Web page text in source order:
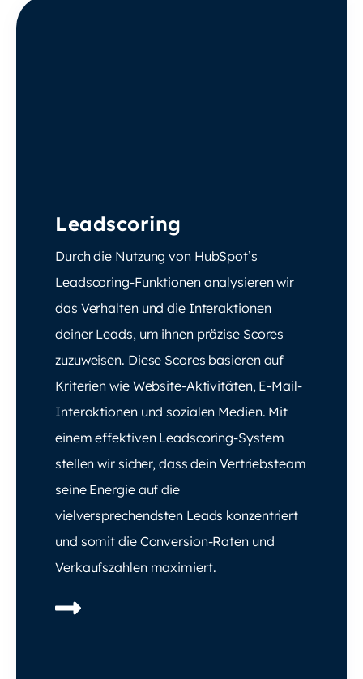
Leadscoring
Durch die Nutzung von HubSpot’s
Leadscoring-Funktionen analysieren wir
das Verhalten und die Interaktionen
deiner Leads, um ihnen präzise Scores
zuzuweisen. Diese Scores basieren auf
Kriterien wie Website-Aktivitäten, E-Mail-
Interaktionen und sozialen Medien. Mit
einem effektiven Leadscoring-System
stellen wir sicher, dass dein Vertriebsteam
seine Energie auf die
vielversprechendsten Leads konzentriert
und somit die Conversion-Raten und
Verkaufszahlen maximiert.